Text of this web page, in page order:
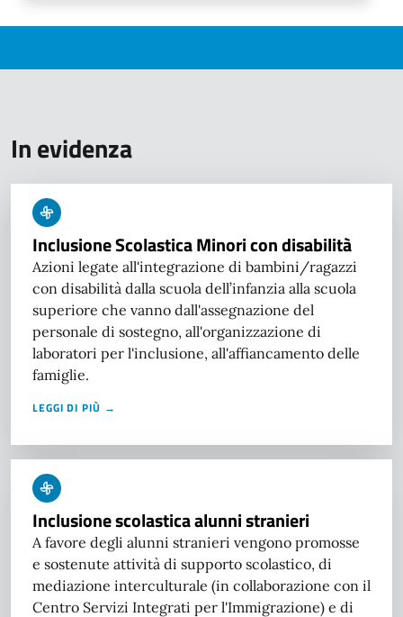
In evidenza
Inclusione Scolastica Minori con disabilità
Azioni legate all'integrazione di bambini/ragazzi
con disabilità dalla scuola dell’infanzia alla scuola
superiore che vanno dall'assegnazione del
personale di sostegno, all'organizzazione di
laboratori per l'inclusione, all'affiancamento delle
famiglie.
LEGGI DI PIÙ →
Inclusione scolastica alunni stranieri
A favore degli alunni stranieri vengono promosse
e sostenute attività di supporto scolastico, di
mediazione interculturale (in collaborazione con il
Centro Servizi Integrati per l'Immigrazione) e di